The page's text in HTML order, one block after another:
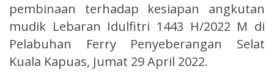
pembinaan terhadap kesiapan angkutan
mudik Lebaran Idulfitri 1443 H/2022 M di
Pelabuhan Ferry Penyeberangan Selat
Kuala Kapuas, Jumat 29 April 2022.